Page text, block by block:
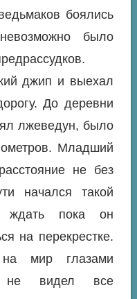
боялись
было
джип и выехал
До деревни
лжеведун, было
Младший
не без
начался такой
ждать пока он
на перекрестке.
мир глазами
не видел все